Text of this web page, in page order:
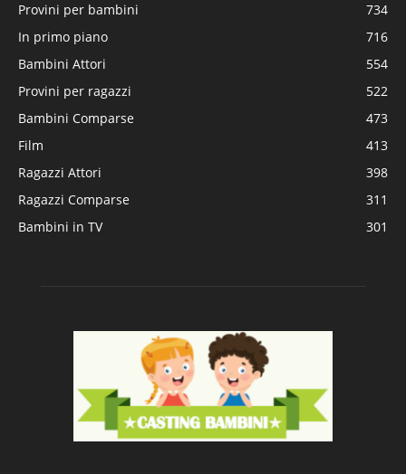
Provini per bambini
734
In primo piano
716
Bambini Attori
554
Provini per ragazzi
522
Bambini Comparse
473
Film
413
Ragazzi Attori
398
Ragazzi Comparse
311
Bambini in TV
301